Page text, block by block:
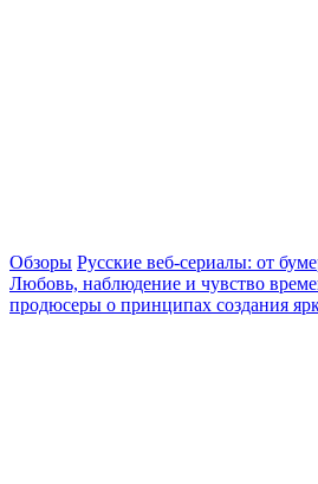
Обзоры Русские веб-сериалы: от
Любовь, наблюдение и чувство
продюсеры о принципах создания